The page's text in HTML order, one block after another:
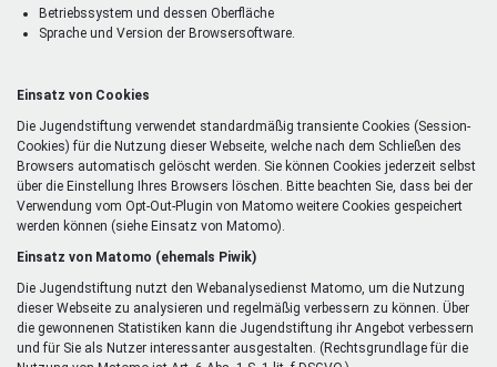
Betriebssystem und dessen Oberfläche
Sprache und Version der Browsersoftware.
Einsatz von Cookies
Die Jugendstiftung verwendet standardmäßig transiente Cookies (Session-
Cookies) für die Nutzung dieser Webseite, welche nach dem Schließen des
Browsers automatisch gelöscht werden. Sie können Cookies jederzeit selbst
über die Einstellung Ihres Browsers löschen. Bitte beachten Sie, dass bei der
Verwendung vom Opt-Out-Plugin von Matomo weitere Cookies gespeichert
werden können (siehe Einsatz von Matomo).
Einsatz von Matomo (ehemals Piwik)
Die Jugendstiftung nutzt den Webanalysedienst Matomo, um die Nutzung
dieser Webseite zu analysieren und regelmäßig verbessern zu können. Über
die gewonnenen Statistiken kann die Jugendstiftung ihr Angebot verbessern
und für Sie als Nutzer interessanter ausgestalten. (Rechtsgrundlage für die